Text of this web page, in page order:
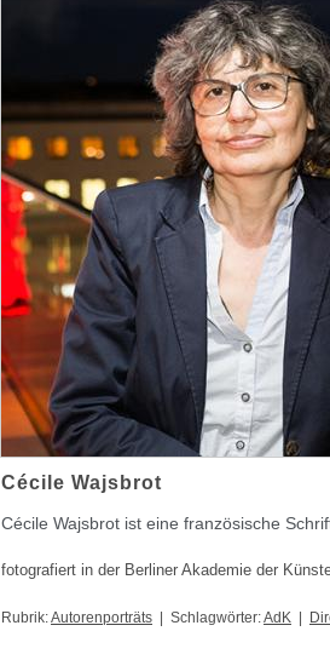
Cécile Wajsbrot
Cécile Wajsbrot ist eine französische
fotografiert in der Berliner Akademie der
Rubrik:Autorenporträts | Schlagwörter:AdK